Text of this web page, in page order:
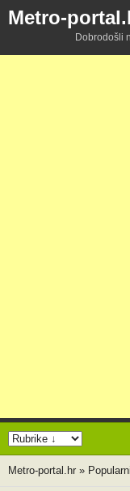
Metro-
Dobrodošli
Metro-portal.hr »